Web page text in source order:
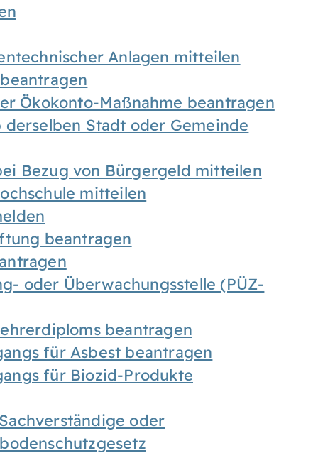
Anlagen mitteilen
Ökokonto-Maßnahme beantragen
Stadt oder Gemeinde
Bezug von Bürgergeld mitteilen
mitteilen
beantragen
oder Überwachungsstelle (PÜZ-
beantragen
für Asbest beantragen
für Biozid-Produkte
oder